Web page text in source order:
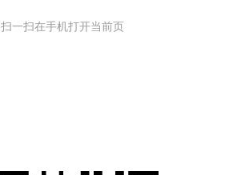
扫一扫在手机打开当前页